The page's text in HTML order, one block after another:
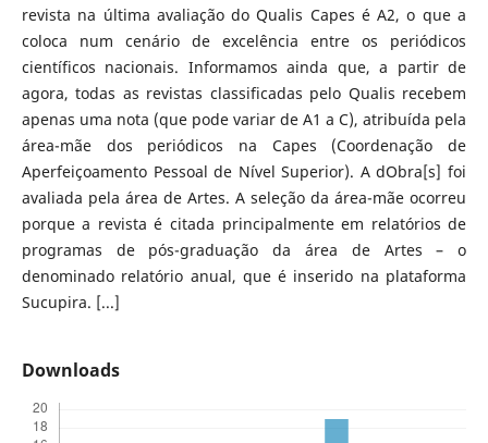
revista na última avaliação do Qualis Capes é A2, o que a
coloca num cenário de excelência entre os periódicos
científicos nacionais. Informamos ainda que, a partir de
agora, todas as revistas classificadas pelo Qualis recebem
apenas uma nota (que pode variar de A1 a C), atribuída pela
área-mãe dos periódicos na Capes (Coordenação de
Aperfeiçoamento Pessoal de Nível Superior). A dObra[s] foi
avaliada pela área de Artes. A seleção da área-mãe ocorreu
porque a revista é citada principalmente em relatórios de
programas de pós-graduação da área de Artes – o
denominado relatório anual, que é inserido na plataforma
Sucupira. [...]
Downloads